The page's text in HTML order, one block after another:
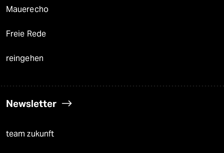
Mauerecho
Freie Rede
reingehen
Newsletter
team zukunft